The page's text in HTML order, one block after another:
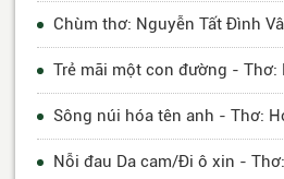
Chùm thơ: Nguyễn Tất Đình
Trẻ mãi một con đường - Thơ:
Sông núi hóa tên anh - Thơ:
Nỗi đau Da cam/Đi ô xin -